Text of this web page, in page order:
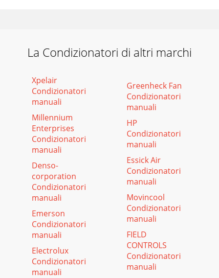
La Condizionatori di altri marchi
Xpelair
Condizionatori
manuali
Millennium
Enterprises
Condizionatori
manuali
Denso-
corporation
Condizionatori
manuali
Emerson
Condizionatori
manuali
Electrolux
Condizionatori
manuali
Greenheck Fan
Condizionatori
manuali
HP
Condizionatori
manuali
Essick Air
Condizionatori
manuali
Movincool
Condizionatori
manuali
FIELD
CONTROLS
Condizionatori
manuali